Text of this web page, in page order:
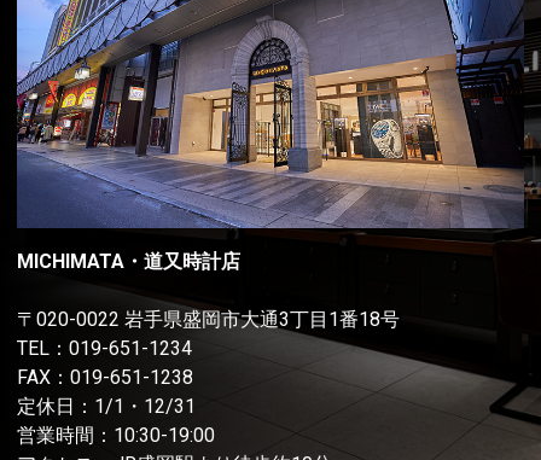
MICHIMATA・道又時計店
〒020-0022 岩手県盛岡市大通3丁目1番18号
TEL： 019-651-1234
FAX：019-651-1238
定休日：1/1・12/31
営業時間：10:30-19:00